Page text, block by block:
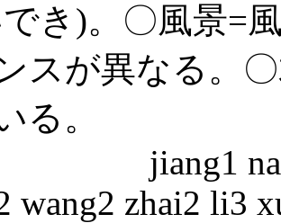
き)。〇風景=
スが異なる。
る。
jiang1
wang2 zhai2 li3